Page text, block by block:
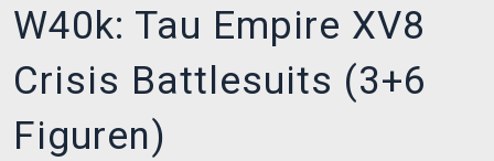
W40k: Tau Empire XV8
Crisis Battlesuits (3+6
Figuren)